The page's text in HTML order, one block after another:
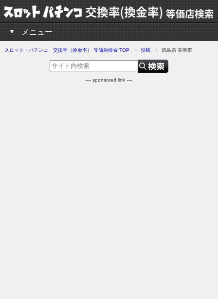
メニュー
スロット・パチンコ 交換率（換金率） 等価店検索 TOP 投稿 徳島県 美馬市
---- sponsored link ----